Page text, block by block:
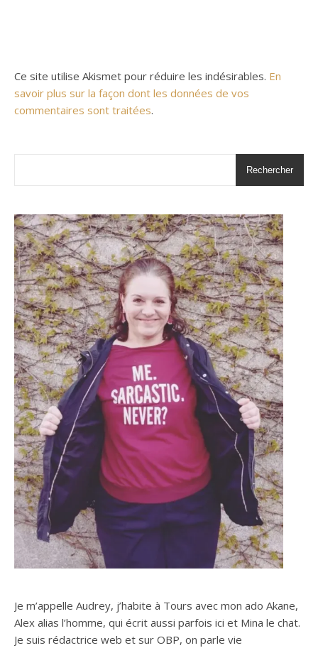
Ce site utilise Akismet pour réduire les indésirables. En
savoir plus sur la façon dont les données de vos
commentaires sont traitées.
Rechercher
Je m’appelle Audrey, j’habite à Tours avec mon ado Akane,
Alex alias l’homme, qui écrit aussi parfois ici et Mina le chat.
Je suis rédactrice web et sur OBP, on parle vie